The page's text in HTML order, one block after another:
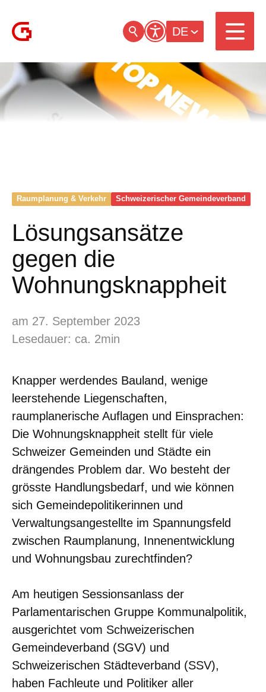
DE
Raumplanung & Verkehr Schweizerischer Gemeinde­verband
Lösungsansätze
gegen die
Wohnungsknappheit
am 27. September 2023
Lesedauer: ca. 2min
Knapper werdendes Bauland, wenige
leerstehende Liegenschaften,
raumplanerische Auflagen und Einsprachen:
Die Wohnungsknappheit stellt für viele
Schweizer Gemeinden und Städte ein
drängendes Problem dar. Wo besteht der
grösste Handlungsbedarf, und wie können
sich Gemeindepolitikerinnen und
Verwaltungsangestellte im Spannungsfeld
zwischen Raumplanung, Innenentwicklung
und Wohnungsbau zurechtfinden?
Am heutigen Sessionsanlass der
Parlamentarischen Gruppe Kommunalpolitik,
ausgerichtet vom Schweizerischen
Gemeindeverband (SGV) und
Schweizerischen Städteverband (SSV),
haben Fachleute und Politiker aller